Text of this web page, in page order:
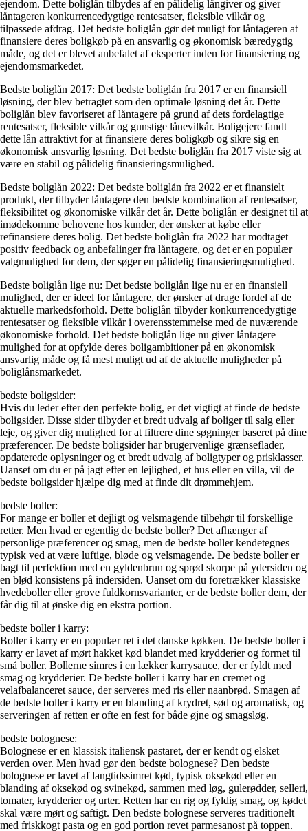
ejendom. Dette boliglån tilbydes af en pålidelig långiver og giver
låntageren konkurrencedygtige rentesatser, fleksible vilkår og
tilpassede afdrag. Det bedste boliglån gør det muligt for låntageren at
finansiere deres boligkøb på en ansvarlig og økonomisk bæredygtig
måde, og det er blevet anbefalet af eksperter inden for finansiering og
ejendomsmarkedet.
Bedste boliglån 2017: Det bedste boliglån fra 2017 er en finansiell
løsning, der blev betragtet som den optimale løsning det år. Dette
boliglån blev favoriseret af låntagere på grund af dets fordelagtige
rentesatser, fleksible vilkår og gunstige lånevilkår. Boligejere fandt
dette lån attraktivt for at finansiere deres boligkøb og sikre sig en
økonomisk ansvarlig løsning. Det bedste boliglån fra 2017 viste sig at
være en stabil og pålidelig finansieringsmulighed.
Bedste boliglån 2022: Det bedste boliglån fra 2022 er et finansielt
produkt, der tilbyder låntagere den bedste kombination af rentesatser,
fleksibilitet og økonomiske vilkår det år. Dette boliglån er designet til at
imødekomme behovene hos kunder, der ønsker at købe eller
refinansiere deres bolig. Det bedste boliglån fra 2022 har modtaget
positiv feedback og anbefalinger fra låntagere, og det er en populær
valgmulighed for dem, der søger en pålidelig finansieringsmulighed.
Bedste boliglån lige nu: Det bedste boliglån lige nu er en finansiell
mulighed, der er ideel for låntagere, der ønsker at drage fordel af de
aktuelle markedsforhold. Dette boliglån tilbyder konkurrencedygtige
rentesatser og fleksible vilkår i overensstemmelse med de nuværende
økonomiske forhold. Det bedste boliglån lige nu giver låntagere
mulighed for at opfylde deres boligambitioner på en økonomisk
ansvarlig måde og få mest muligt ud af de aktuelle muligheder på
boliglånsmarkedet.
bedste boligsider:
Hvis du leder efter den perfekte bolig, er det vigtigt at finde de bedste
boligsider. Disse sider tilbyder et bredt udvalg af boliger til salg eller
leje, og giver dig mulighed for at filtrere dine søgninger baseret på dine
præferencer. De bedste boligsider har brugervenlige grænseflader,
opdaterede oplysninger og et bredt udvalg af boligtyper og prisklasser.
Uanset om du er på jagt efter en lejlighed, et hus eller en villa, vil de
bedste boligsider hjælpe dig med at finde dit drømmehjem.
bedste boller:
For mange er boller et dejligt og velsmagende tilbehør til forskellige
retter. Men hvad er egentlig de bedste boller? Det afhænger af
personlige præferencer og smag, men de bedste boller kendetegnes
typisk ved at være luftige, bløde og velsmagende. De bedste boller er
bagt til perfektion med en gyldenbrun og sprød skorpe på ydersiden og
en blød konsistens på indersiden. Uanset om du foretrækker klassiske
hvedeboller eller grove fuldkornsvarianter, er de bedste boller dem, der
får dig til at ønske dig en ekstra portion.
bedste boller i karry:
Boller i karry er en populær ret i det danske køkken. De bedste boller i
karry er lavet af mørt hakket kød blandet med krydderier og formet til
små boller. Bollerne simres i en lækker karrysauce, der er fyldt med
smag og krydderier. De bedste boller i karry har en cremet og
velafbalanceret sauce, der serveres med ris eller naanbrød. Smagen af
de bedste boller i karry er en blanding af krydret, sød og aromatisk, og
serveringen af ​​retten er ofte en fest for både øjne og smagsløg.
bedste bolognese:
Bolognese er en klassisk italiensk pastaret, der er kendt og elsket
verden over. Men hvad gør den bedste bolognese? Den bedste
bolognese er lavet af langtidssimret kød, typisk oksekød eller en
blanding af oksekød og svinekød, sammen med løg, gulerødder, selleri,
tomater, krydderier og urter. Retten har en rig og fyldig smag, og kødet
skal være mørt og saftigt. Den bedste bolognese serveres traditionelt
med friskkogt pasta og en god portion revet parmesanost på toppen.